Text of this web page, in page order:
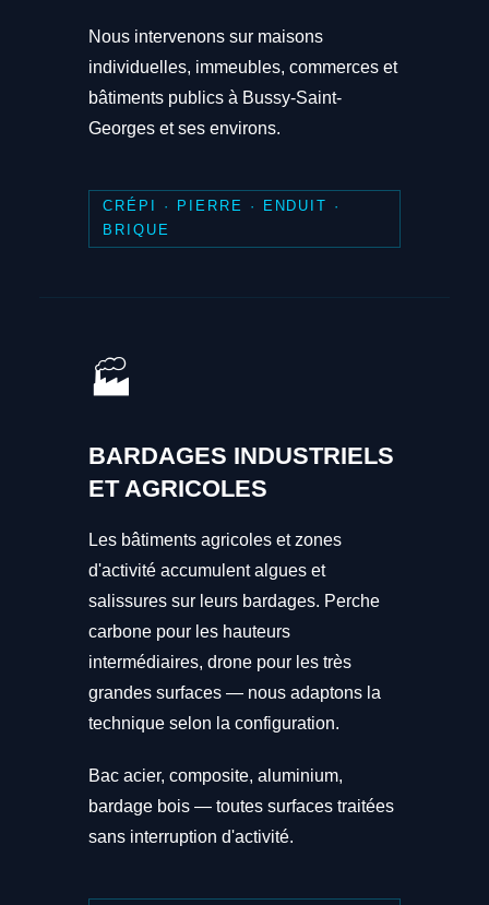
Nous intervenons sur maisons
individuelles, immeubles, commerces et
bâtiments publics à Bussy-Saint-
Georges et ses environs.
CRÉPI · PIERRE · ENDUIT ·
BRIQUE
🏭
BARDAGES INDUSTRIELS
ET AGRICOLES
Les bâtiments agricoles et zones
d'activité accumulent algues et
salissures sur leurs bardages. Perche
carbone pour les hauteurs
intermédiaires, drone pour les très
grandes surfaces — nous adaptons la
technique selon la configuration.
Bac acier, composite, aluminium,
bardage bois — toutes surfaces traitées
sans interruption d'activité.